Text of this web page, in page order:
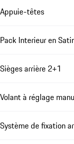
Appuie-têtes
Pack Interieur en
Sièges arrière 2+1
Volant à réglage
Système de fixation